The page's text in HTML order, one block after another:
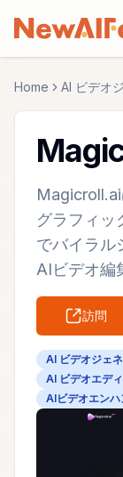
Home AI ビデオ
グラフィッ
でバイラル
AIビデオ編
訪問
AI ビデオジェ
AI ビデオエデ
AIビデオエンハ